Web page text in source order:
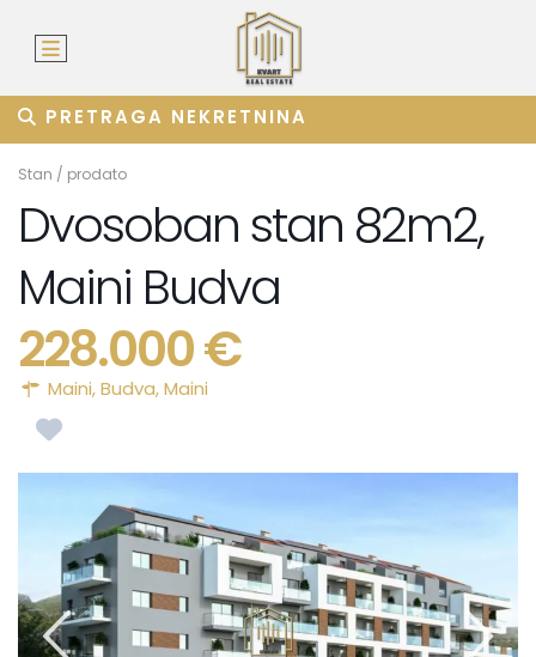
PRETRAGA NEKRETNINA
Stan / prodato
Dvosoban stan 82m2,
Maini Budva
228.000 €
Maini,Budva,Maini